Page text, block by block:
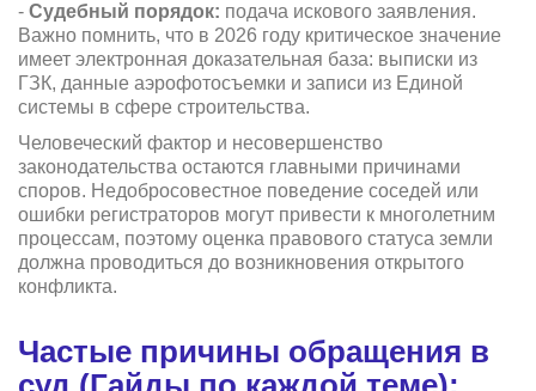
- Судебный порядок: подача искового заявления.
Важно помнить, что в 2026 году критическое значение
имеет электронная доказательная база: выписки из
ГЗК, данные аэрофотосъемки и записи из Единой
системы в сфере строительства.
Человеческий фактор и несовершенство
законодательства остаются главными причинами
споров. Недобросовестное поведение соседей или
ошибки регистраторов могут привести к многолетним
процессам, поэтому оценка правового статуса земли
должна проводиться до возникновения открытого
конфликта.
Частые причины обращения в